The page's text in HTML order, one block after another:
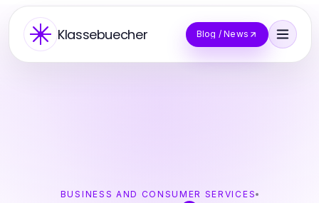
Klassebuecher Blog / News
BUSINESS AND CONSUMER SERVICES